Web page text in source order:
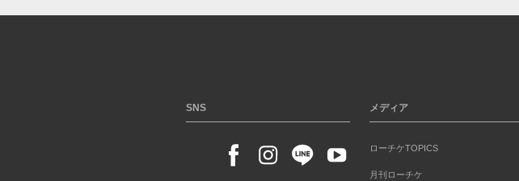
SNS メディア
ローチケTOPICS
月刊ローチケ